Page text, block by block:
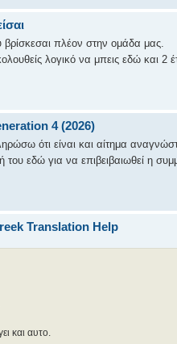
πλέον στην ομάδα μας.
λογικό να μπεις εδώ και 2
4 (2026)
ότι είναι και αίτημα
εδώ για να επιβειβαιωθεί η
Translation Help
και αυτο.